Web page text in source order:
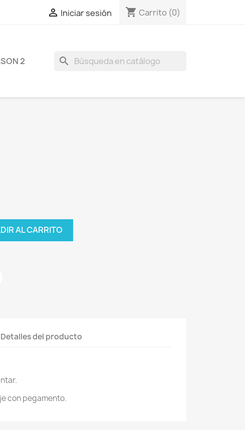
 Iniciar sesión shopping_cart Carrito (0)
2 search
AL CARRITO
Detalles del producto
con pegamento.